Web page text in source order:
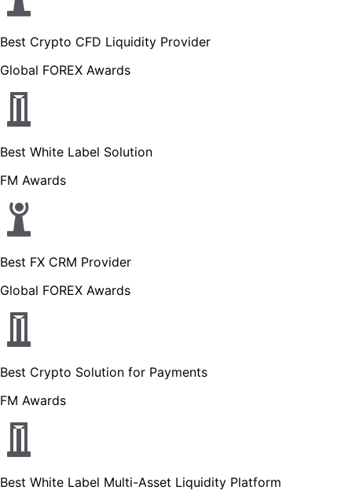
Best Crypto CFD Liquidity Provider
Global FOREX Awards
Best White Label Solution
FM Awards
Best FX CRM Provider
Global FOREX Awards
Best Crypto Solution for Payments
FM Awards
Best White Label Multi-Asset Liquidity Platform